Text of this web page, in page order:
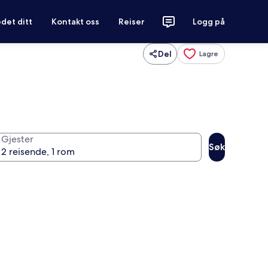
ditt Kontakt oss Reiser Logg på
Del Lagre
Gjester
Søk